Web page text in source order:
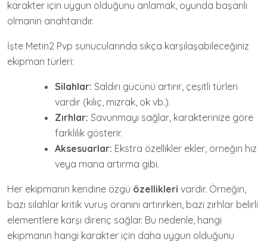
karakter için uygun olduğunu anlamak, oyunda başarılı
olmanın anahtarıdır.
İşte Metin2 Pvp sunucularında sıkça karşılaşabileceğiniz
ekipman türleri:
Silahlar: Saldırı gücünü artırır, çeşitli türleri
vardır (kılıç, mızrak, ok vb.).
Zırhlar: Savunmayı sağlar, karakterinize göre
farklılık gösterir.
Aksesuarlar: Ekstra özellikler ekler, örneğin hız
veya mana artırma gibi.
Her ekipmanın kendine özgü özellikleri vardır. Örneğin,
bazı silahlar kritik vuruş oranını artırırken, bazı zırhlar belirli
elementlere karşı direnç sağlar. Bu nedenle, hangi
ekipmanın hangi karakter için daha uygun olduğunu